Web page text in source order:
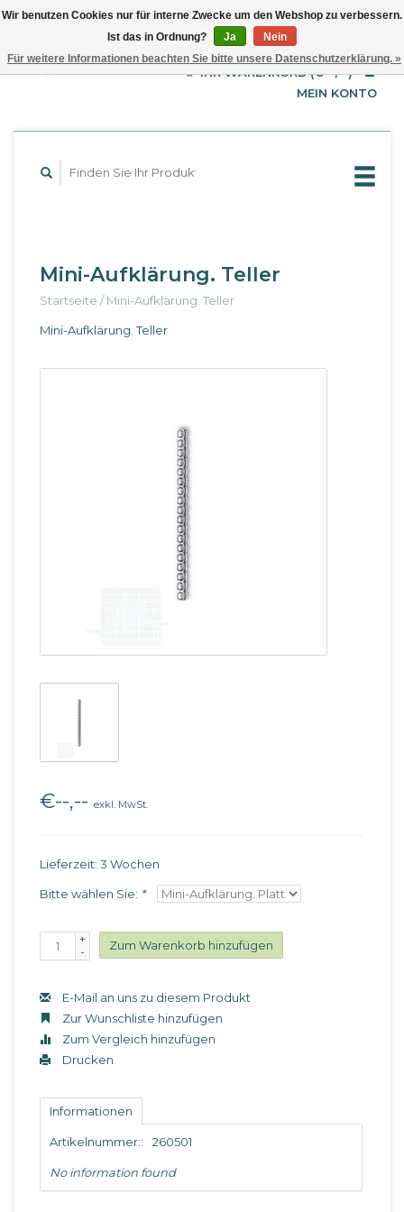
EUR
GBP
USD
English
Français
IHR WARENKORB (€--,--)
MEIN KONTO
Mini-Aufklärung. Teller
Startseite /Mini-Aufklärung. Teller
Mini-Aufklärung. Teller
€--,-- exkl. MwSt.
Lieferzeit: 3 Wochen
Bitte wählen Sie: *
+
-
Zum Warenkorb hinzufügen
E-Mail an uns zu diesem Produkt
Zur Wunschliste hinzufügen
Zum Vergleich hinzufügen
Drucken
Informationen
Artikelnummer:: 260501
No information found
Wir benutzen Cookies nur für interne Zwecke um den Webshop zu verbessern.
Ist das in Ordnung?
Ja
Nein
Für weitere Informationen beachten Sie bitte unsere Datenschutzerklärung. »